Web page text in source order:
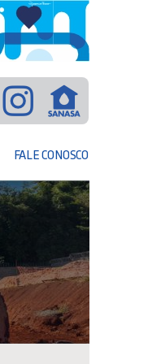
FALE CONOSCO